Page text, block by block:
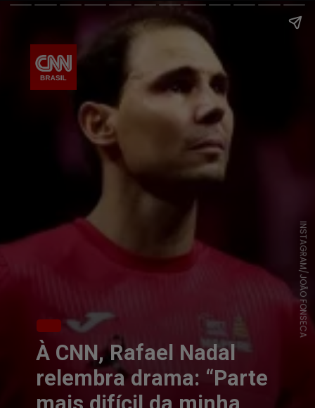
À CNN, Rafael Nadal
relembra drama: “Parte
INSTAGRAM/JOÃO FONSECA